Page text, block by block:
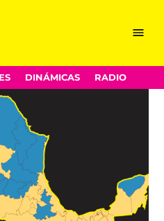
Menu
DINÁMICAS RADIO